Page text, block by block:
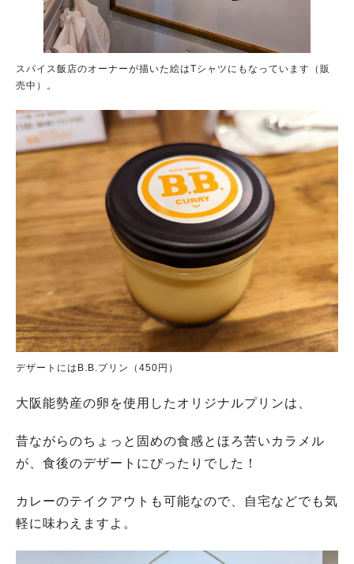
スパイス飯店のオーナーが描いた絵はTシャツにもなっています（販
売中）。
デザートにはB.B.プリン（450円）
大阪能勢産の卵を使用したオリジナルプリンは、
昔ながらのちょっと固めの食感とほろ苦いカラメル
が、食後のデザートにぴったりでした！
カレーのテイクアウトも可能なので、自宅などでも気
軽に味わえますよ。